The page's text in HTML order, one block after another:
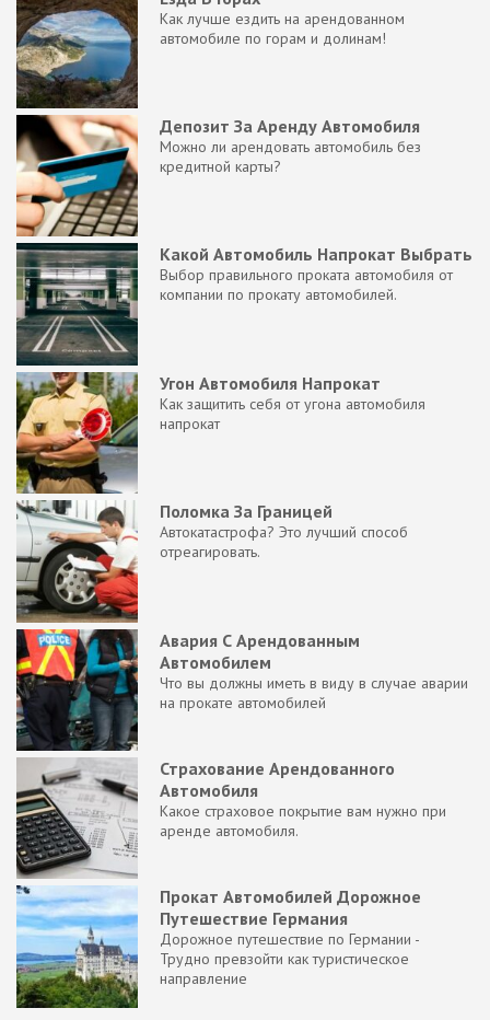
Как лучше ездить на арендованном
автомобиле по горам и долинам!
Депозит За Аренду Автомобиля
Можно ли арендовать автомобиль без
кредитной карты?
Какой Автомобиль Напрокат Выбрать
Выбор правильного проката автомобиля от
компании по прокату автомобилей.
Угон Автомобиля Напрокат
Как защитить себя от угона автомобиля
напрокат
Поломка За Границей
Автокатастрофа? Это лучший способ
отреагировать.
Авария С Арендованным
Автомобилем
Что вы должны иметь в виду в случае аварии
на прокате автомобилей
Страхование Арендованного
Автомобиля
Какое страховое покрытие вам нужно при
аренде автомобиля.
Прокат Автомобилей Дорожное
Путешествие Германия
Дорожное путешествие по Германии -
Трудно превзойти как туристическое
направление